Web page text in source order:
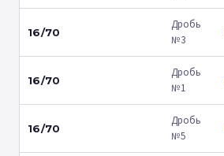
16/70
Дробь
№3
16/70
Дробь
№1
16/70
Дробь
№5